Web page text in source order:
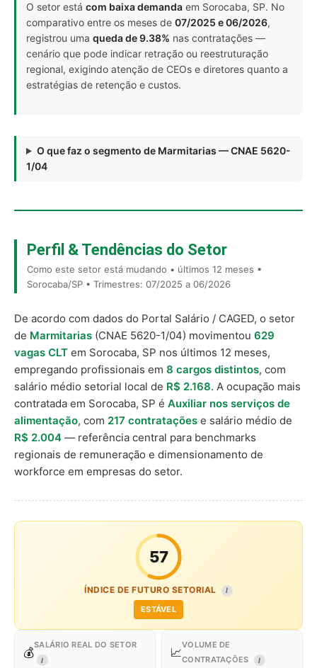
O setor está com baixa demanda em Sorocaba, SP. No
comparativo entre os meses de 07/2025 e 06/2026,
registrou uma queda de 9.38% nas contratações —
cenário que pode indicar retração ou reestruturação
regional, exigindo atenção de CEOs e diretores quanto a
estratégias de retenção e custos.
O que faz o segmento de Marmitarias — CNAE 5620-
1/04
Perfil & Tendências do Setor
Como este setor está mudando • últimos 12 meses •
Sorocaba/SP • Trimestres: 07/2025 a 06/2026
De acordo com dados do Portal Salário / CAGED, o setor
de Marmitarias (CNAE 5620-1/04) movimentou 629
vagas CLT em Sorocaba, SP nos últimos 12 meses,
empregando profissionais em 8 cargos distintos, com
salário médio setorial local de R$ 2.168. A ocupação mais
contratada em Sorocaba, SP é Auxiliar nos serviços de
alimentação, com 217 contratações e salário médio de
R$ 2.004 — referência central para benchmarks
regionais de remuneração e dimensionamento de
workforce em empresas do setor.
57
ÍNDICE DE FUTURO SETORIAL I
ESTÁVEL
💰
SALÁRIO REAL DO SETOR
I
📈
VOLUME DE
CONTRATAÇÕES
I